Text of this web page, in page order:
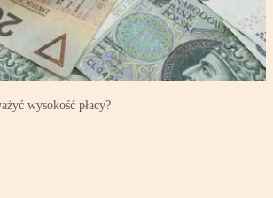
wysokość płacy?